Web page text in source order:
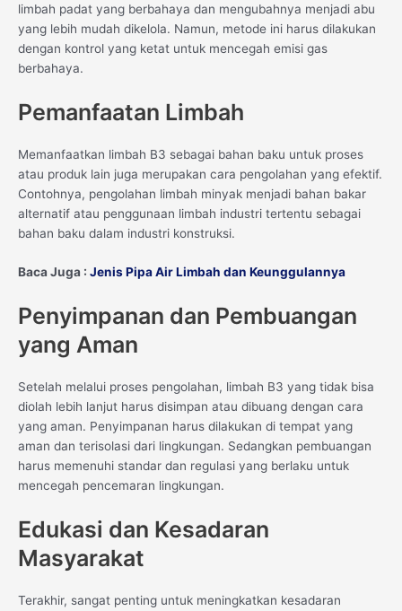
limbah padat yang berbahaya dan mengubahnya menjadi abu
yang lebih mudah dikelola. Namun, metode ini harus dilakukan
dengan kontrol yang ketat untuk mencegah emisi gas
berbahaya.
Pemanfaatan Limbah
Memanfaatkan limbah B3 sebagai bahan baku untuk proses
atau produk lain juga merupakan cara pengolahan yang efektif.
Contohnya, pengolahan limbah minyak menjadi bahan bakar
alternatif atau penggunaan limbah industri tertentu sebagai
bahan baku dalam industri konstruksi.
Baca Juga : Jenis Pipa Air Limbah dan Keunggulannya
Penyimpanan dan Pembuangan
yang Aman
Setelah melalui proses pengolahan, limbah B3 yang tidak bisa
diolah lebih lanjut harus disimpan atau dibuang dengan cara
yang aman. Penyimpanan harus dilakukan di tempat yang
aman dan terisolasi dari lingkungan. Sedangkan pembuangan
harus memenuhi standar dan regulasi yang berlaku untuk
mencegah pencemaran lingkungan.
Edukasi dan Kesadaran
Masyarakat
Terakhir, sangat penting untuk meningkatkan kesadaran